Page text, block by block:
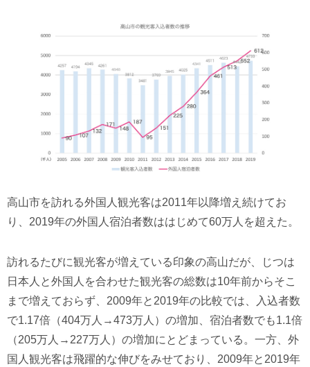
高山市を訪れる外国人観光客は2011年以降増え続けてお
り、2019年の外国人宿泊者数ははじめて60万人を超えた。
訪れるたびに観光客が増えている印象の高山だが、じつは
日本人と外国人を合わせた観光客の総数は10年前からそこ
まで増えておらず、2009年と2019年の比較では、入込者数
で1.17倍（404万人→473万人）の増加、宿泊者数でも1.1倍
（205万人→227万人）の増加にとどまっている。一方、外
国人観光客は飛躍的な伸びをみせており、2009年と2019年